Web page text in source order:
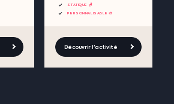
STATIQUE 🪑
PERSONNALISABLE 🎨
Découvrir l'activité